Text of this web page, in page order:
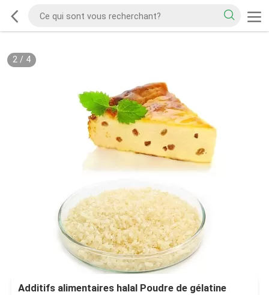
2/ 4
Additifs alimentaires halal Poudre de gélatine